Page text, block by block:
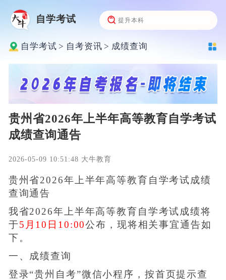
自学考试
自学考试 > 自考资讯 > 成绩查询
贵州省2026年上半年高等教育自学考试
成绩查询通告
2026-05-09 10:51:48 大牛教育
贵州省2026年上半年高等教育自学考试成绩
查询通告
我省2026年上半年高等教育自学考试成绩将
于5月10日10:00公布，现将相关事宜通告如
下。
一、成绩查询
登录“贵州自考”微信小程序，按首页提示查